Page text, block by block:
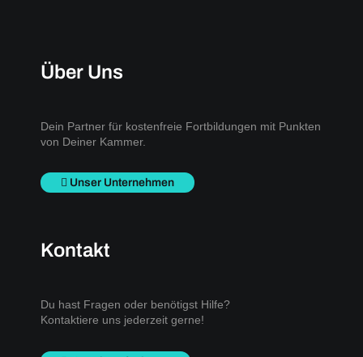
Über Uns
Dein Partner für kostenfreie Fortbildungen mit Punkten
von Deiner Kammer.
Unser Unternehmen
Kontakt
Du hast Fragen oder benötigst Hilfe?
Kontaktiere uns jederzeit gerne!